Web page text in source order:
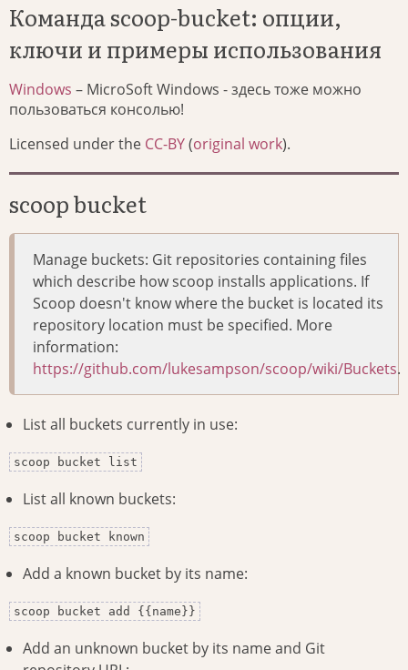
Команда scoop-bucket: опции,
ключи и примеры использования
Windows – MicroSoft Windows - здесь тоже можно
пользоваться консолью!
Licensed under the CC-BY(original work).
scoop bucket
Manage buckets: Git repositories containing files
which describe how scoop installs applications. If
Scoop doesn't know where the bucket is located its
repository location must be specified. More
information:
https://github.com/lukesampson/scoop/wiki/Buckets.
List all buckets currently in use:
scoop bucket list
List all known buckets:
scoop bucket known
Add a known bucket by its name:
scoop bucket add {{name}}
Add an unknown bucket by its name and Git